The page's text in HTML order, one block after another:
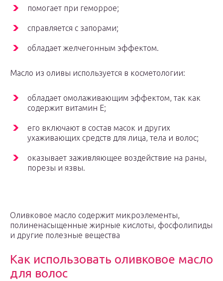
помогает при геморрое;
справляется с запорами;
обладает желчегонным эффектом.
Масло из оливы используется в косметологии:
обладает омолаживающим эффектом, так как
содержит витамин Е;
его включают в состав масок и других
ухаживающих средств для лица, тела и волос;
оказывает заживляющее воздействие на раны,
порезы и язвы.
Оливковое масло содержит микроэлементы,
полиненасыщенные жирные кислоты, фосфолипиды
и другие полезные вещества
Как использовать оливковое масло
для волос